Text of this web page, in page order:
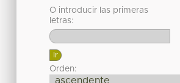
O introducir las primeras
letras:
Orden: